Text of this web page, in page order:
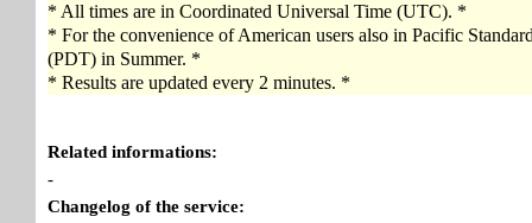
* All times are in Coordinated Universal Time (UTC). *
* For the convenience of American users also in Pacific
(PDT) in Summer. *
* Results are updated every 2 minutes. *
Related informations:
-
Changelog of the service: